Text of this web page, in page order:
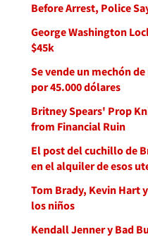
Before Arrest, Police
George Washington
$45k
Se vende un mechón
por 45.000 dólares
Britney Spears' Prop
from Financial Ruin
El post del cuchillo de
en el alquiler de esos
Tom Brady, Kevin Hart
los niños
Kendall Jenner y Bad